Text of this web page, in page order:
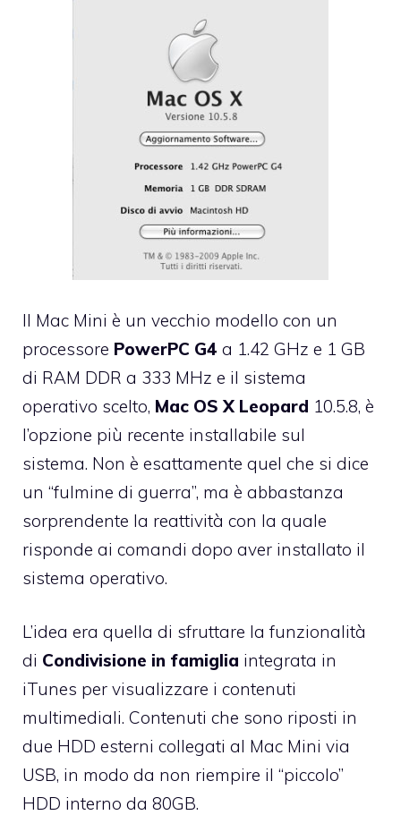
Il Mac Mini è un vecchio modello con un
processore PowerPC G4 a 1.42 GHz e 1 GB
di RAM DDR a 333 MHz e il sistema
operativo scelto, Mac OS X Leopard 10.5.8, è
l’opzione più recente installabile sul
sistema. Non è esattamente quel che si dice
un “fulmine di guerra”, ma è abbastanza
sorprendente la reattività con la quale
risponde ai comandi dopo aver installato il
sistema operativo.
L’idea era quella di sfruttare la funzionalità
di Condivisione in famiglia integrata in
iTunes per visualizzare i contenuti
multimediali. Contenuti che sono riposti in
due HDD esterni collegati al Mac Mini via
USB, in modo da non riempire il “piccolo”
HDD interno da 80GB.